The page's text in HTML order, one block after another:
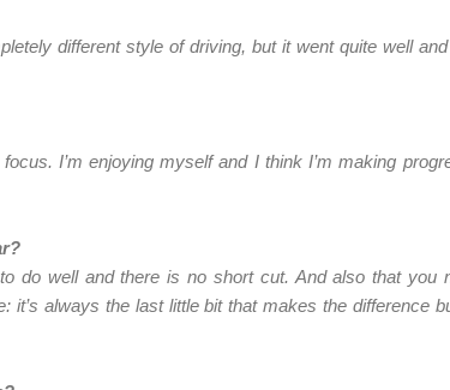
different style of driving, but it went quite well
I’m enjoying myself and I think I’m making
do well and there is no short cut. And also that you
it’s always the last little bit that makes the difference